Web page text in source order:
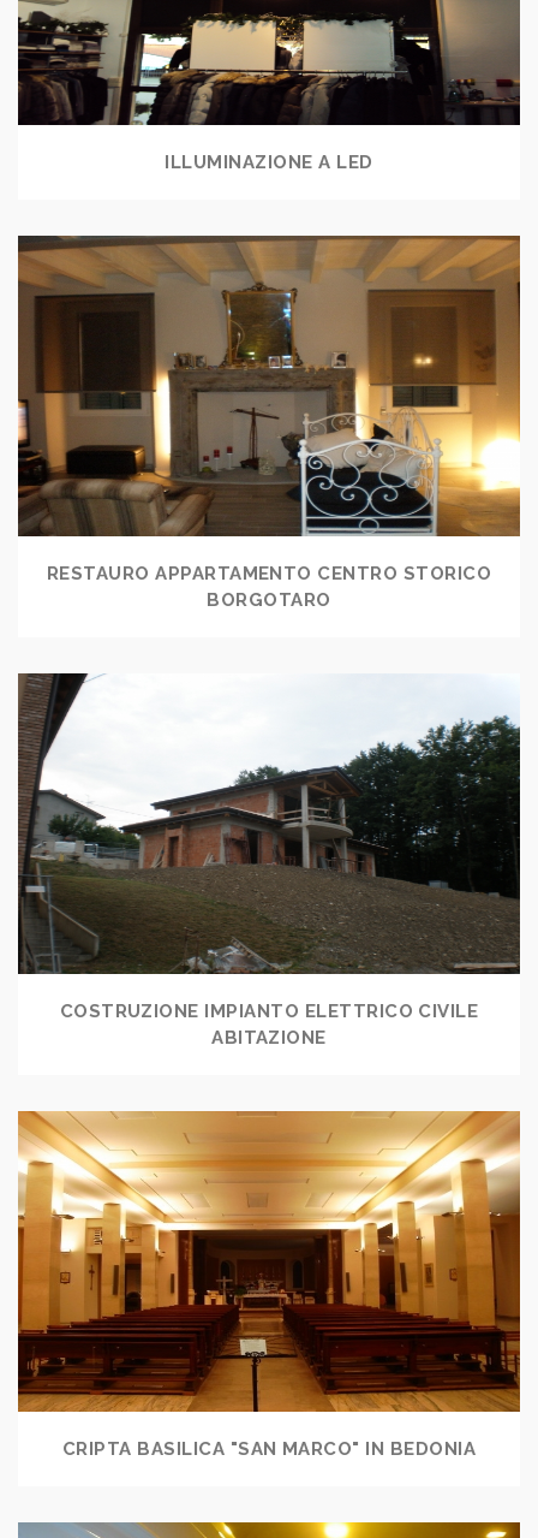
ILLUMINAZIONE A LED
RESTAURO APPARTAMENTO CENTRO STORICO
BORGOTARO
COSTRUZIONE IMPIANTO ELETTRICO CIVILE
ABITAZIONE
CRIPTA BASILICA "SAN MARCO" IN BEDONIA